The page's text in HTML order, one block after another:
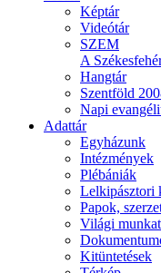
Képtár
Videótár
SZEM
A
Hangtár
Szentföld
Napi
Adattár
Egyházunk
Intézmények
Plébániák
Lelkipásztori
Papok,
Világi
Kitüntetések